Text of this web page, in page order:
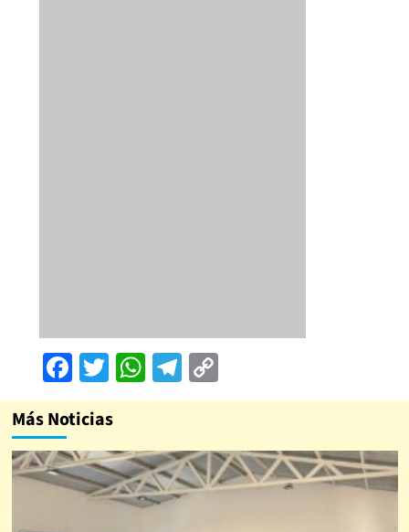
Facebook
Twitter
WhatsApp
Telegram
Copy
Link
Más Noticias